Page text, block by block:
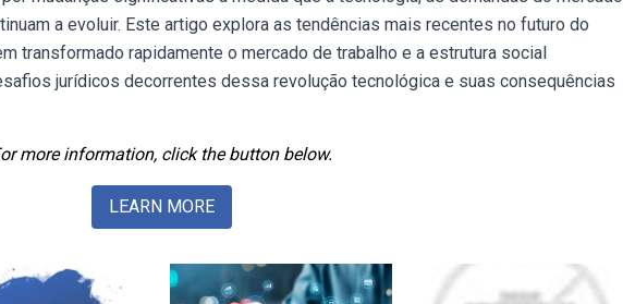
a evoluir. Este artigo explora as tendências mais recentes no futuro do
transformado rapidamente o mercado de trabalho e a estrutura social
jurídicos decorrentes dessa revolução tecnológica e suas consequências
more information, click the button below.
LEARN MORE